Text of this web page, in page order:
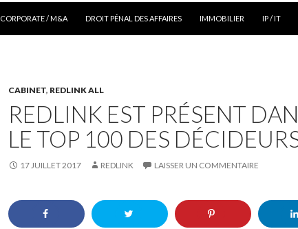
CORPORATE / M&A DROIT PÉNAL DES AFFAIRES IMMOBILIER IP / IT
CABINET, REDLINK ALL
REDLINK EST PRÉSENT
LE TOP 100 DES
17 JUILLET 2017 REDLINK LAISSER UN COMMENTAIRE